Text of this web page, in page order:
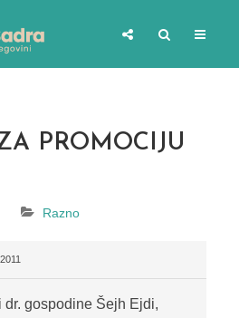
PROMOCIJU
Razno
dr. gospodine Šejh Ejdi,